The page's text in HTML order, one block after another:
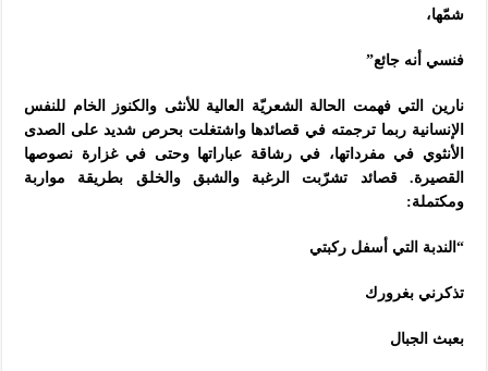
شمّها،
فنسي أنه جائع”
نارين التي فهمت الحالة الشعريّة العالية للأنثى والكنوز الخام للنفس
الإنسانية ربما ترجمته في قصائدها واشتغلت بحرص شديد على الصدى
الأنثوي في مفرداتها، في رشاقة عباراتها وحتى في غزارة نصوصها
القصيرة. قصائد تشرّبت الرغبة والشبق والخلق بطريقة مواربة
ومكتملة:
“الندبة التي أسفل ركبتي
تذكرني بغرورك
بعبث الجبال